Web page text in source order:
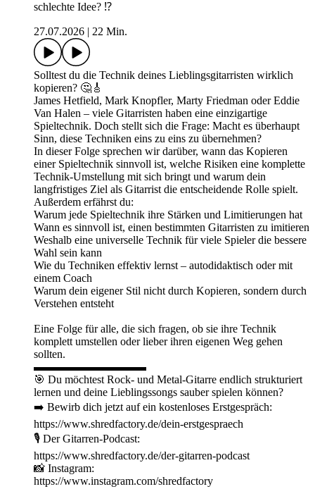
schlechte Idee? ⁉️
27.07.2026 22 Min.
Solltest du die Technik deines Lieblingsgitarristen wirklich
kopieren? 🤔🎸
James Hetfield, Mark Knopfler, Marty Friedman oder Eddie
Van Halen – viele Gitarristen haben eine einzigartige
Spieltechnik. Doch stellt sich die Frage: Macht es überhaupt
Sinn, diese Techniken eins zu eins zu übernehmen?
In dieser Folge sprechen wir darüber, wann das Kopieren
einer Spieltechnik sinnvoll ist, welche Risiken eine komplette
Technik-Umstellung mit sich bringt und warum dein
langfristiges Ziel als Gitarrist die entscheidende Rolle spielt.
Außerdem erfährst du:
Warum jede Spieltechnik ihre Stärken und Limitierungen hat
Wann es sinnvoll ist, einen bestimmten Gitarristen zu imitieren
Weshalb eine universelle Technik für viele Spieler die bessere
Wahl sein kann
Wie du Techniken effektiv lernst – autodidaktisch oder mit
einem Coach
Warum dein eigener Stil nicht durch Kopieren, sondern durch
Verstehen entsteht
Eine Folge für alle, die sich fragen, ob sie ihre Technik
komplett umstellen oder lieber ihren eigenen Weg gehen
sollten.
▬▬▬▬▬▬▬▬▬▬
🎯 Du möchtest Rock- und Metal-Gitarre endlich strukturiert
lernen und deine Lieblingssongs sauber spielen können?
➡️ Bewirb dich jetzt auf ein kostenloses Erstgespräch:
https://www.shredfactory.de/dein-erstgespraech
🎙️ Der Gitarren-Podcast:
https://www.shredfactory.de/der-gitarren-podcast
📸 Instagram:
https://www.instagram.com/shredfactory